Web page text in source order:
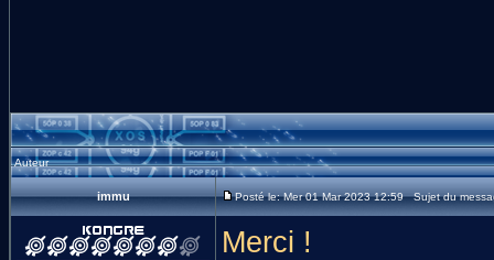
Auteur
immu Posté le: Mer 01 Mar 2023 12:59 Sujet du
Merci !